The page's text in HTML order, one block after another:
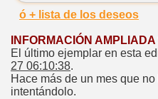
ó + lista de los deseos
INFORMACIÓN
El último ejemplar en esta
27 06:10:38.
Hace más de un mes que
intentándolo.